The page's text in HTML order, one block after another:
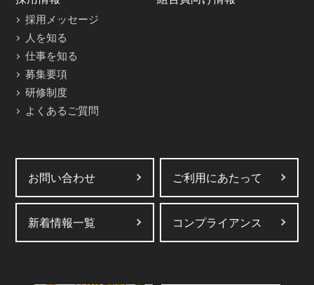
採用メッセージ
人を知る
仕事を知る
募集要項
研修制度
よくあるご質問
お問い合わせ ご利用にあたって
新着情報一覧 コンプライアンス